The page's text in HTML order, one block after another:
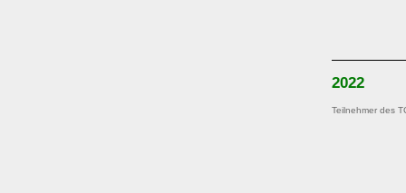
2022
Teilnehmer des